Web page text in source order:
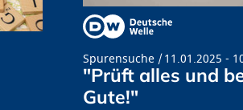
Spurensuche 11.01.2025 -
"Prüft alles und
Gute!"